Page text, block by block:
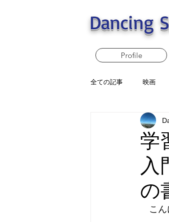
Dancing
Profile
全ての記事 映画
学
入
の
こん